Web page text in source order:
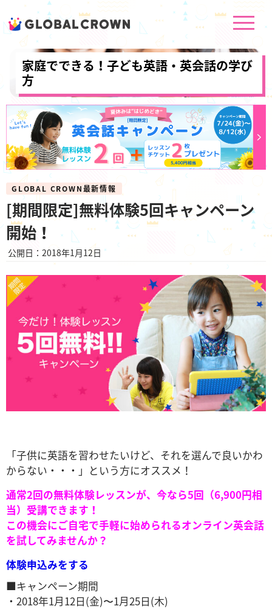
家庭でできる！子ども英語・英会話の学び
方
GLOBAL CROWN最新情報
[期間限定]無料体験5回キャンペーン
開始！
公開日：2018年1月12日
「子供に英語を習わせたいけど、それを選んで良いかわ
からない・・・」という方にオススメ！
通常2回の無料体験レッスンが、今なら5回（6,900円相
当）受講できます！
この機会にご自宅で手軽に始められるオンライン英会話
を試してみませんか？
体験申込みをする
■キャンペーン期間
・2018年1月12日(金)〜1月25日(木)